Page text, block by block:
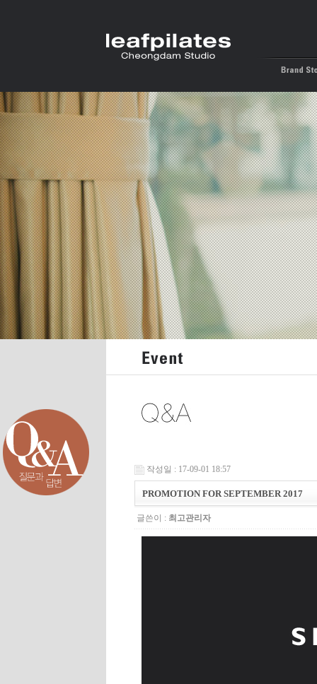
작성일 : 17-09-01 18:57
PROMOTION FOR SEPTEMBER 2017
글쓴이 : 최고관리자